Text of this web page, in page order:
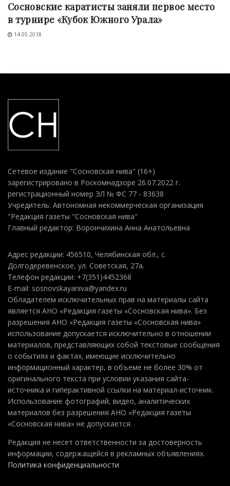
Сосновские каратисты заняли первое место
в турнире «Кубок Южного Урала»
14.05.2018
Сетевое издание "Сосновская нива" (16+)
зарегистрировано в Роскомнадзоре 26.07.2022 г.
регистрационный номер ЭЛ № ФС 77 - 83638
Учредитель: Автономная некоммерческая организация
"Редакция газеты "Сосновская нива"
Главный редактор: Ворончихина Анна Анатольевна
Адрес редакции: 456510, Челябинская обл., с.
Долгодеревенское, ул. Советская, 27а.
Телефон редакции: +7(351)4452368
E-mail: sosnovskayaniva@yandex.ru
Обладателем исключительных прав на материалы сайта
является АНО «Редакция газеты «Сосновская нива». Без
разрешения АНО «Редакция газеты «Сосновская нива»
использование допускается исключительно в отношении
материалов, представляющих собой текстовые сообщения
о событиях и фактах, имеющие исключительно
информационный характер, в объеме не более 30% от
оригинального текста при условии указания сайта-
источника и гиперактивной ссылки на материал-источник.
Использование фотографий, видео, аналитических
материалов без разрешения АНО «Редакция газеты
«Сосновская нива» не допускается.
Редакция не несет ответственности за достоверность
информации, содержащейся в рекламных объявлениях.
Политика конфиденциальности